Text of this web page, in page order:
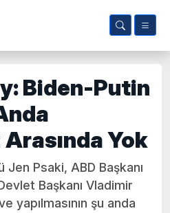
Biden-Putin
Arasında Yok
Jen Psaki, ABD Başkanı
Başkanı Vladimir
yapılmasının şu anda